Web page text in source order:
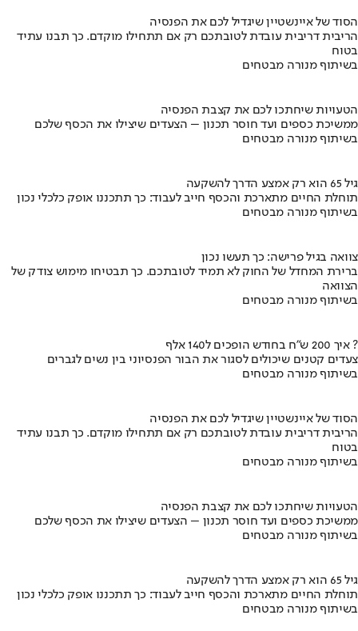
הסוד של איינשטיין שיגדיל לכם את הפנסיה
הריבית דריבית עובדת לטובתכם רק אם תתחילו מוקדם. כך תבנו עתיד
בטוח
בשיתוף מנורה מבטחים
הטעויות שיחתכו לכם את קצבת הפנסיה
ממשיכת כספים ועד חוסר תכנון – הצעדים שיצילו את הכסף שלכם
בשיתוף מנורה מבטחים
גיל 65 הוא רק אמצע הדרך להשקעה
תוחלת החיים מתארכת והכסף חייב לעבוד: כך תתכננו אופק כלכלי נכון
בשיתוף מנורה מבטחים
צוואה בגיל פרישה: כך תעשו נכון
ברירת המחדל של החוק לא תמיד לטובתכם. כך תבטיחו מימוש צודק של
הצוואה
בשיתוף מנורה מבטחים
איך 200 ש"ח בחודש הופכים ל140 אלף ?
צעדים קטנים שיכולים לסגור את הבור הפנסיוני בין נשים לגברים
בשיתוף מנורה מבטחים
הסוד של איינשטיין שיגדיל לכם את הפנסיה
הריבית דריבית עובדת לטובתכם רק אם תתחילו מוקדם. כך תבנו עתיד
בטוח
בשיתוף מנורה מבטחים
הטעויות שיחתכו לכם את קצבת הפנסיה
ממשיכת כספים ועד חוסר תכנון – הצעדים שיצילו את הכסף שלכם
בשיתוף מנורה מבטחים
גיל 65 הוא רק אמצע הדרך להשקעה
תוחלת החיים מתארכת והכסף חייב לעבוד: כך תתכננו אופק כלכלי נכון
בשיתוף מנורה מבטחים